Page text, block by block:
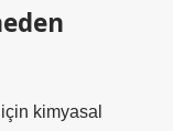
kimyasal